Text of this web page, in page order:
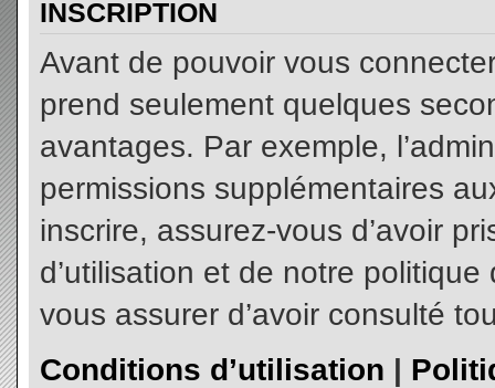
INSCRIPTION
Avant de pouvoir vous
prend seulement quelques
avantages. Par exemple,
permissions supplémentaires
inscrire, assurez-vous d’avoir
d’utilisation et de notre
vous assurer d’avoir consulté
Conditions d’utilisation |